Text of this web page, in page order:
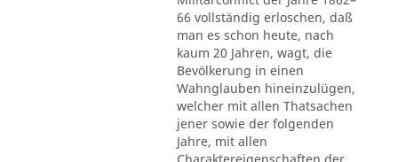
66 vollständig erloschen, daß
man es schon heute, nach
kaum 20 Jahren, wagt, die
Bevölkerung in einen
Wahnglauben hineinzulügen,
welcher mit allen Thatsachen
jener sowie der folgenden
Jahre, mit allen